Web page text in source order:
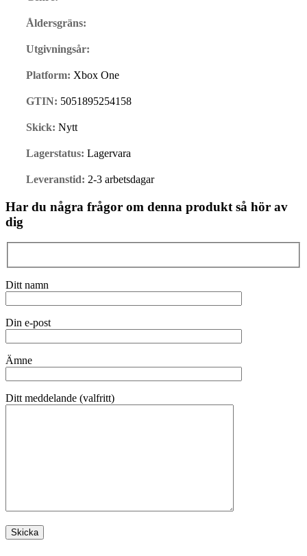
Åldersgräns:
Utgivningsår:
Platform: Xbox One
GTIN: 5051895254158
Skick: Nytt
Lagerstatus: Lagervara
Leveranstid: 2-3 arbetsdagar
Har du några frågor om denna produkt så hör av
dig
Ditt namn
Din e-post
Ämne
Ditt meddelande (valfritt)